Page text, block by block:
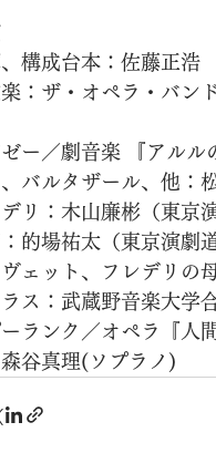
構成台本：佐藤正浩
：ザ・オペラ・バン
ー／劇音楽 『アルル
バルタザール、他：
リ：木山廉彬（東京
的場祐太（東京演劇
ェット、フレデリの
ス：武蔵野音楽大学
ランク／オペラ『人間
谷真理(ソプラノ)